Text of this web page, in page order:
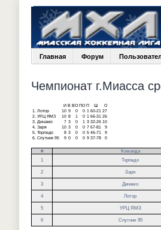
Главная Форум
Чемпионат г.Миасса
И В ВО ПО П
О
1.
Лотор 10 9 0 0 1 60-21 27
2. УРЦ ЯМЗ 10 8 1 0 1 66-31 26
3.
Динамо 7 3 0 1 3 32-26 10
4. Заря 10 3 0 0 7 67-81
9
5. Торпедо 8 3 0 0 5 46-71
9
6. Спутник 95 9 0 0 0 9 37-78 0
# Команда
1
Торпедо
2
Заря
3
Динамо
4
Лотор
5
УРЦ ЯМЗ
6
Спутник 95